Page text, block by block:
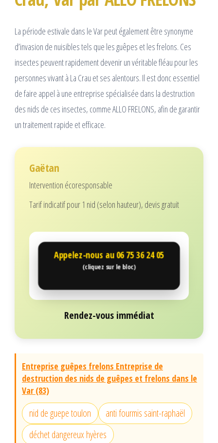
La période estivale dans le Var peut également être synonyme
d’invasion de nuisibles tels que les guêpes et les frelons. Ces
insectes peuvent rapidement devenir un véritable fléau pour les
personnes vivant à La Crau et ses alentours. Il est donc essentiel
de faire appel à une entreprise spécialisée dans la destruction
des nids de ces insectes, comme ALLO FRELONS, afin de garantir
un traitement rapide et efficace.
Gaëtan
Intervention écoresponsable
Tarif indicatif pour 1 nid (selon hauteur), devis gratuit
Appelez-nous au06 75 36 24 05
(cliquez sur le bloc)
Rendez-vous immédiat
Entreprise guêpes frelons Entreprise de
destruction des nids de guêpes et frelons dans le
Var (83)
nid de guepe toulon
anti fourmis saint-raphaël
déchet dangereux hyères